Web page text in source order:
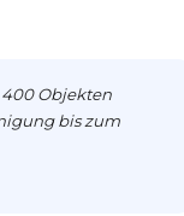
Objekten
bis zum